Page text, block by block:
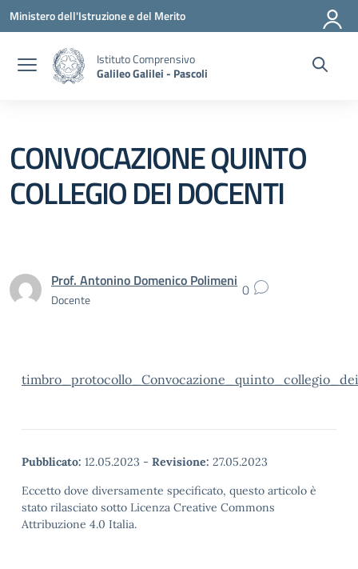
Vai ai contenuti
Vai al menu di navigazione
Vai al footer
Ministero dell'Istruzione e del Merito
Istituto Comprensivo
Galileo Galilei - Pascoli
CONVOCAZIONE QUINTO
COLLEGIO DEI DOCENTI
Prof. Antonino Domenico Polimeni
Docente 0
Pubblicato: 12.05.2023 - Revisione: 27.05.2023
Eccetto dove diversamente specificato, questo articolo è
stato rilasciato sotto Licenza Creative Commons
Attribuzione 4.0 Italia.